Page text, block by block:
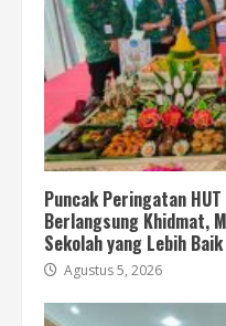
Puncak Peringatan
Berlangsung Khidmat,
Sekolah yang Lebih Baik
Agustus 5, 2026